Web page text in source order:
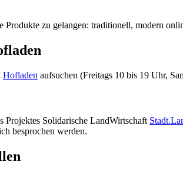
Produkte zu gelangen: traditionell, modern
Hofladen aufsuchen (Freitags 10 bis 19 Uhr,
Projektes Solidarische LandWirtschaft
besprochen werden.